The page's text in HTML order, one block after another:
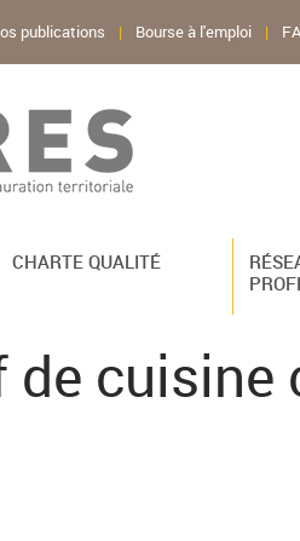
publications | Bourse à l'emploi |
CHARTE QUALITÉ
de